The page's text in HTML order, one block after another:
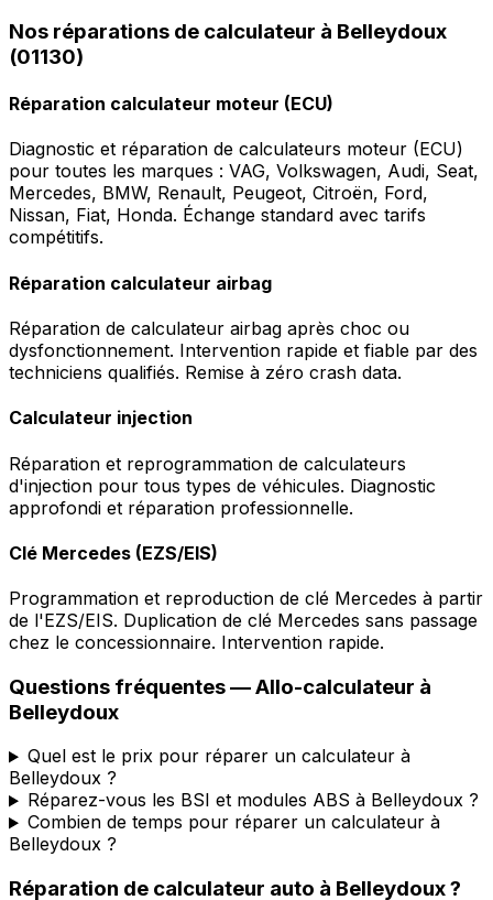
Nos réparations de calculateur à Belleydoux
(01130)
Réparation calculateur moteur (ECU)
Diagnostic et réparation de calculateurs moteur (ECU)
pour toutes les marques : VAG, Volkswagen, Audi, Seat,
Mercedes, BMW, Renault, Peugeot, Citroën, Ford,
Nissan, Fiat, Honda. Échange standard avec tarifs
compétitifs.
Réparation calculateur airbag
Réparation de calculateur airbag après choc ou
dysfonctionnement. Intervention rapide et fiable par des
techniciens qualifiés. Remise à zéro crash data.
Calculateur injection
Réparation et reprogrammation de calculateurs
d'injection pour tous types de véhicules. Diagnostic
approfondi et réparation professionnelle.
Clé Mercedes (EZS/EIS)
Programmation et reproduction de clé Mercedes à partir
de l'EZS/EIS. Duplication de clé Mercedes sans passage
chez le concessionnaire. Intervention rapide.
Questions fréquentes —Allo-calculateur à
Belleydoux
Quel est le prix pour réparer un calculateur à
Belleydoux ?
Réparez-vous les BSI et modules ABS à Belleydoux ?
Combien de temps pour réparer un calculateur à
Belleydoux ?
Réparation de calculateur auto à Belleydoux?